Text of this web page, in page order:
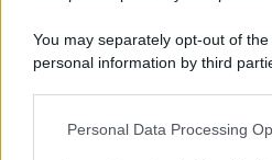
You may separately opt-out of
personal information by third
This information may also be
Personal Data Processing
Home Magazine 365
Cineverse Magazine